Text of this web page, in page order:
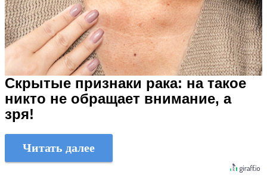
Скрытые признаки рака: на такое
никто не обращает внимание, а
зря!
Читать далее